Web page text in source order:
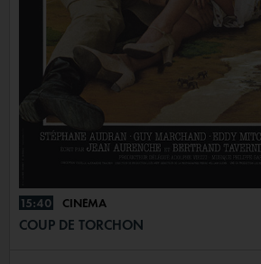
15:40 CINÉMA
COUP DE TORCHON